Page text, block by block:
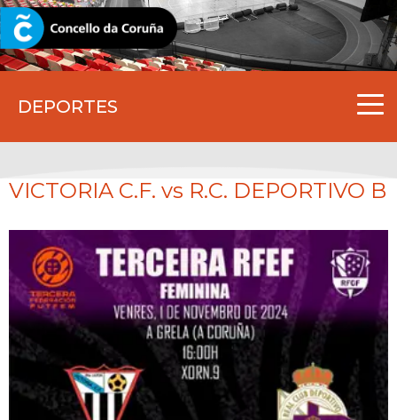
DEPORTES
CORUNA.GAL
VICTORIA C.F. vs R.C. DEPORTIVO B